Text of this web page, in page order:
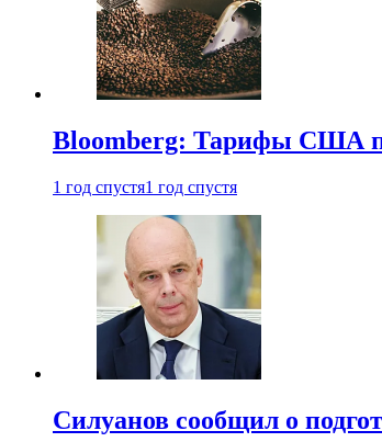
Bloomberg: Тарифы США
1 год спустя1 год спустя
Силуанов сообщил о